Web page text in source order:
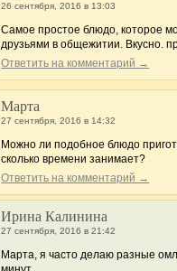
26 сентября, 2016 в 13:03
Самое простое блюдо, которое
друзьями в общежитии. Вкусно.
Ответить на комментарий →
Марта
27 сентября, 2016 в 14:32
Можно ли подобное блюдо
сколько времени занимает?
Ответить на комментарий →
Ирина Калинина
27 сентября, 2016 в 21:42
Марта, я часто делаю разные